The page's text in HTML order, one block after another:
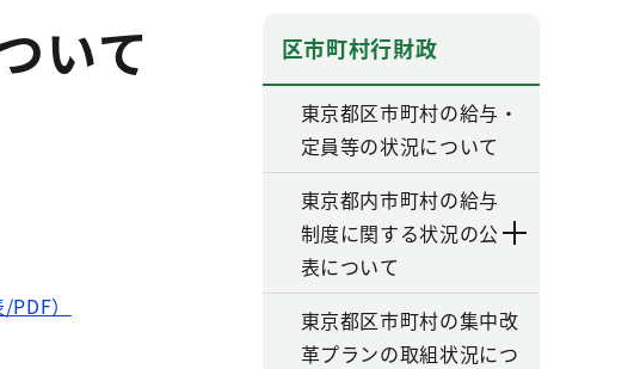
いて
）
区市町村行財政
東京都区市町村の給与・
定員等の状況について
東京都内市町村の給与
制度に関する状況の公
表について
東京都区市町村の集中改
革プランの取組状況につ